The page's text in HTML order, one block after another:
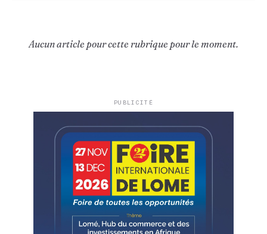
Aucun article pour cette rubrique pour le moment.
PUBLICITÉ